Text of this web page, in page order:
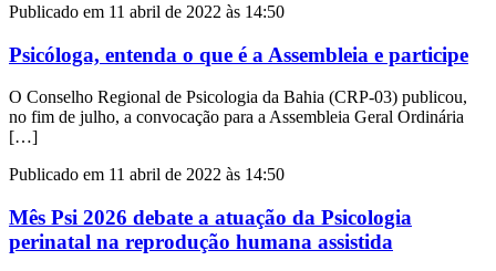
Publicado em 11 abril de 2022 às 14:50
Psicóloga, entenda o que é a Assembleia e participe
O Conselho Regional de Psicologia da Bahia (CRP-03) publicou,
no fim de julho, a convocação para a Assembleia Geral Ordinária
[…]
Publicado em 11 abril de 2022 às 14:50
Mês Psi 2026 debate a atuação da Psicologia
perinatal na reprodução humana assistida